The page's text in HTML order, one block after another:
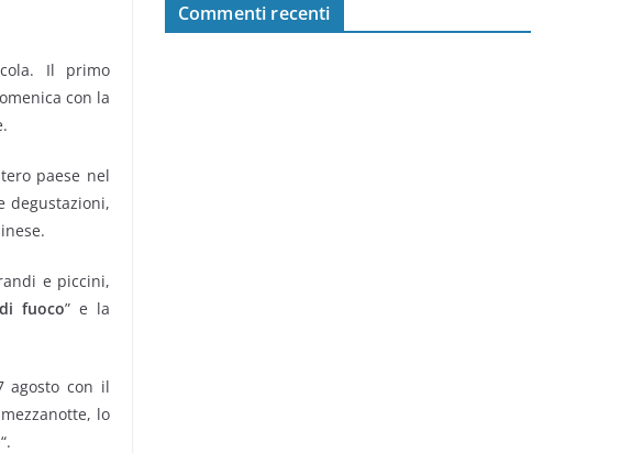
Il primo
con la
paese nel
degustazioni,
e piccini,
fuoco” e la
agosto con il
lo
“.
Commenti recenti